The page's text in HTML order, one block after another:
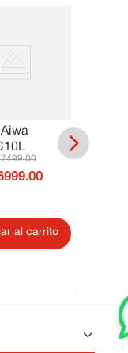
7499.00
.00
al carrito
Bocina